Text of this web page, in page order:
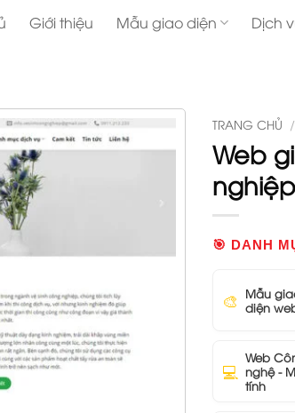
Giới thiệu Mẫu giao diện Dịch
TRANG CHỦ /
Web
🎯 DANH
🎨
Mẫu
diện
💻
Web
nghệ -
tính